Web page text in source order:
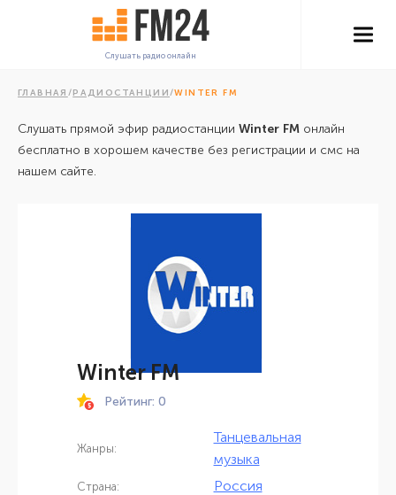
Слушать радио онлайн
ГЛАВНАЯ /РАДИОСТАНЦИИ/WINTER FM
Слушать прямой эфир радиостанции Winter FM онлайн
бесплатно в хорошем качестве без регистрации и смс на
нашем сайте.
Winter FM
Рейтинг: 0
Жанры:
Танцевальная
музыка
Страна: Россия